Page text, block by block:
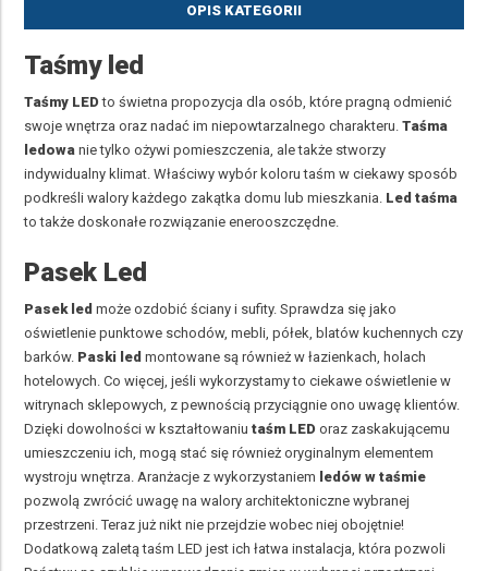
OPIS KATEGORII
Taśmy led
Taśmy LEDto świetna propozycja dla osób, które pragną odmienić
swoje wnętrza oraz nadać im niepowtarzalnego charakteru.Taśma
ledowa nie tylko ożywi pomieszczenia, ale także stworzy
indywidualny klimat. Właściwy wybór koloru taśm w ciekawy sposób
podkreśli walory każdego zakątka domu lub mieszkania. Led taśma
to także doskonałe rozwiązanie enerooszczędne.
Pasek Led
Pasek ledmoże ozdobić ściany i sufity. Sprawdza się jako
oświetlenie punktowe schodów, mebli, półek, blatów kuchennych czy
barków. Paski ledmontowane są również w łazienkach, holach
hotelowych. Co więcej, jeśli wykorzystamy to ciekawe oświetlenie w
witrynach sklepowych, z pewnością przyciągnie ono uwagę klientów.
Dzięki dowolności w kształtowaniutaśm LED oraz zaskakującemu
umieszczeniu ich, mogą stać się również oryginalnym elementem
wystroju wnętrza. Aranżacje z wykorzystaniem ledów w taśmie
pozwolą zwrócić uwagę na walory architektoniczne wybranej
przestrzeni. Teraz już nikt nie przejdzie wobec niej obojętnie!
Dodatkową zaletą taśm LED jest ich łatwa instalacja, która pozwoli